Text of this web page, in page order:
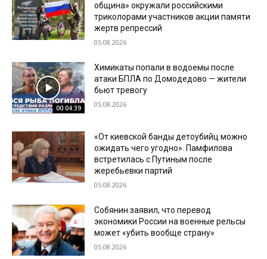
община» окружали российскими
триколорами участников акции памяти
жертв репрессий
05.08.2026
00:04:39
Химикаты попали в водоемы после
атаки БПЛА по Домодедово — жители
бьют тревогу
05.08.2026
«От киевской банды детоубийц можно
ожидать чего угодно». Памфилова
встретилась с Путиным после
жеребьевки партий
05.08.2026
Собянин заявил, что перевод
экономики России на военные рельсы
может «убить вообще страну»
05.08.2026